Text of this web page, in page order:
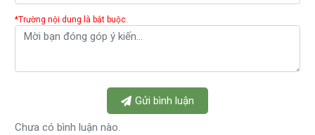
*Trường nội dung là bắt buộc.
Gửi bình luận
Chưa có bình luận nào.